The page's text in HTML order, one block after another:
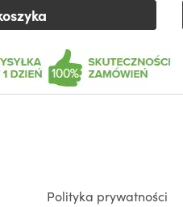
Polityka prywatności